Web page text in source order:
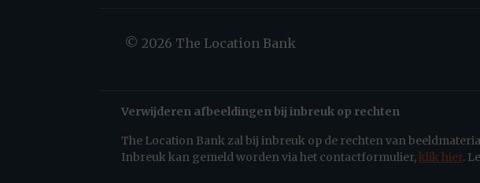
© 2026 The Location Bank
Verwijderen afbeeldingen bij inbreuk op rechten
The Location Bank zal bij inbreuk op de rechten van
Inbreuk kan gemeld worden via het contactformulier,klik hier.